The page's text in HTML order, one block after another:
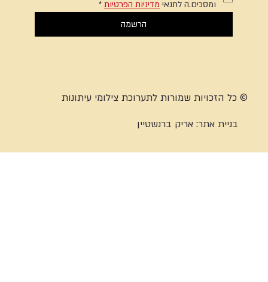
ומסכים.ה לתנאי מדיניות הפרטיות *
הרשמה
© כל הזכויות שמורות לתערוכת צילומי עיתונות
בניית אתר:אריק ברנשטיין